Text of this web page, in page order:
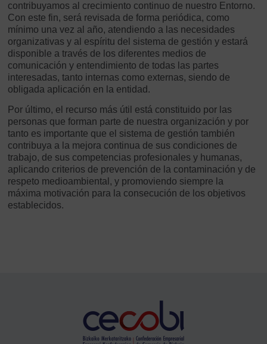
contribuyamos al crecimiento continuo de nuestro Entorno.
Con este fin, será revisada de forma periódica, como
mínimo una vez al año, atendiendo a las necesidades
organizativas y al espíritu del sistema de gestión y estará
disponible a través de los diferentes medios de
comunicación y entendimiento de todas las partes
interesadas, tanto internas como externas, siendo de
obligada aplicación en la entidad.
Por último, el recurso más útil está constituido por las
personas que forman parte de nuestra organización y por
tanto es importante que el sistema de gestión también
contribuya a la mejora continua de sus condiciones de
trabajo, de sus competencias profesionales y humanas,
aplicando criterios de prevención de la contaminación y de
respeto medioambiental, y promoviendo siempre la
máxima motivación para la consecución de los objetivos
establecidos.